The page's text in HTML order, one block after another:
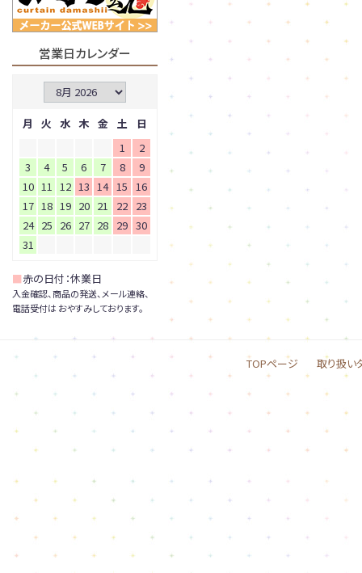
営業日カレンダー
月 火 水 木 金 土
日
1
2
3
4 5 6 7 8
9
10 11 12 13 14 15
16
17 18 19 20 21 22 23
24 25 26 27 28 29 30
31
■赤の日付：休業日
入金確認、商品の発送、メール連絡、
電話受付は おやすみしております。
TOPページ 取り扱い